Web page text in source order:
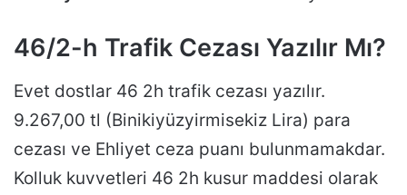
46/2-h Trafik Cezası Yazılır Mı?
Evet dostlar 46 2h trafik cezası yazılır.
9.267,00 tl (Binikiyüzyirmisekiz Lira) para
cezası ve Ehliyet ceza puanı bulunmamakdar.
Kolluk kuvvetleri 46 2h kusur maddesi olarak